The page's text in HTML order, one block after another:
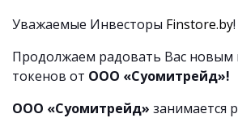
Уважаемые Инвесторы Finstore.by!
Продолжаем радовать Вас новым
токенов от ООО «Суомитрейд»!
ООО «Суомитрейд» занимается